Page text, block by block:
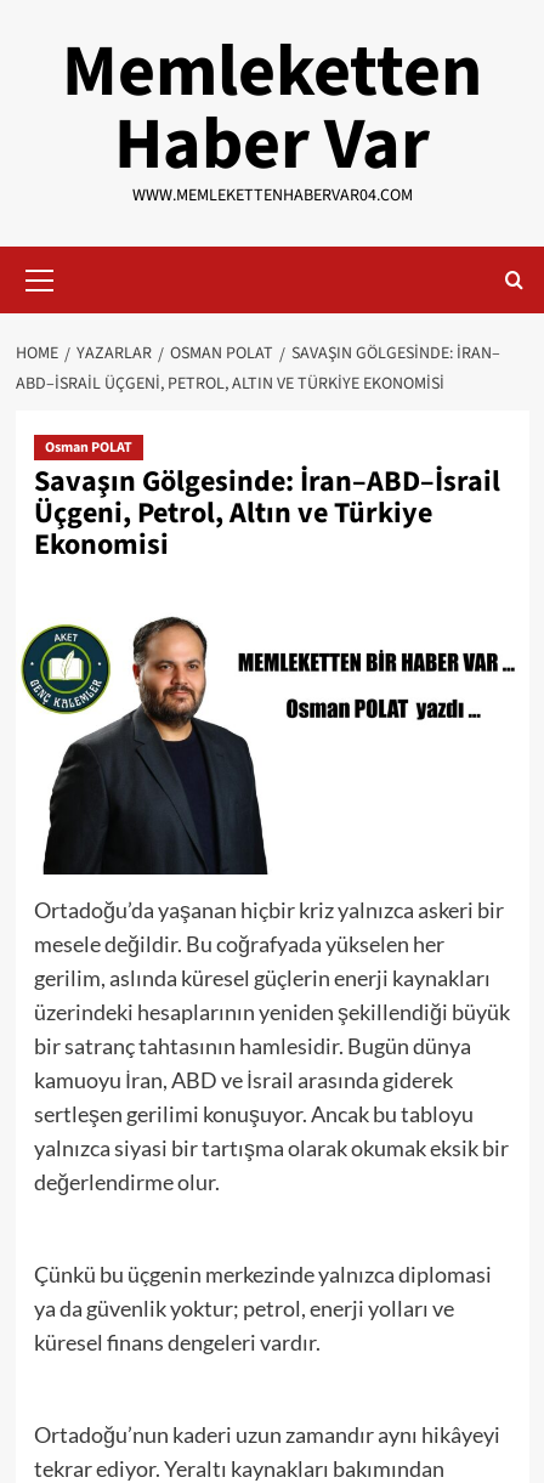
Memleketten
Haber Var
WWW.MEMLEKETTENHABERVAR04.COM
Menu
HOME YAZARLAR OSMAN POLAT
SAVAŞIN GÖLGESINDE: İRAN–
ABD–İSRAIL ÜÇGENI, PETROL, ALTIN VE TÜRKIYE EKONOMISI
Osman POLAT
Savaşın Gölgesinde: İran–ABD–İsrail
Üçgeni, Petrol, Altın ve Türkiye
Ekonomisi
Ortadoğu’da yaşanan hiçbir kriz yalnızca askeri bir
mesele değildir. Bu coğrafyada yükselen her
gerilim, aslında küresel güçlerin enerji kaynakları
üzerindeki hesaplarının yeniden şekillendiği büyük
bir satranç tahtasının hamlesidir. Bugün dünya
kamuoyu İran, ABD ve İsrail arasında giderek
sertleşen gerilimi konuşuyor. Ancak bu tabloyu
yalnızca siyasi bir tartışma olarak okumak eksik bir
değerlendirme olur.
Çünkü bu üçgenin merkezinde yalnızca diplomasi
ya da güvenlik yoktur; petrol, enerji yolları ve
küresel finans dengeleri vardır.
Ortadoğu’nun kaderi uzun zamandır aynı hikâyeyi
tekrar ediyor. Yeraltı kaynakları bakımından